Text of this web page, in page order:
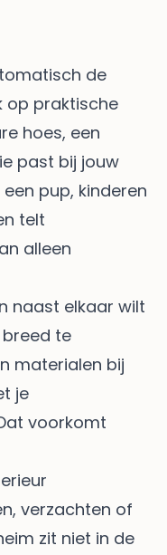
de
op praktische
hoes, een
past bij jouw
pup, kinderen
telt
alleen
naast elkaar wilt
te
materialen bij
je
voorkomt
verzachten of
zit niet in de